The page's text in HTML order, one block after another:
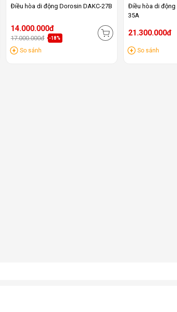
Điều hòa di động Dorosin DAKC-27B
14.000.000đ
17.000.000đ -18%
So sánh
Điều hòa di động
35A
21.300.000đ
So sánh